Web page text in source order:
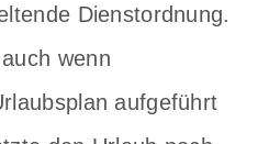
Dienstordnung.
wenn
aufgeführt